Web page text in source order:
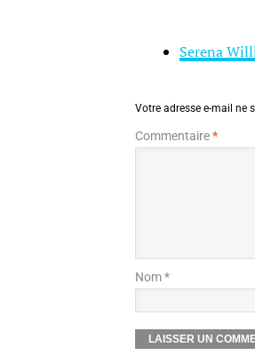
Serena
Votre adresse e-mail ne
Commentaire*
Nom *